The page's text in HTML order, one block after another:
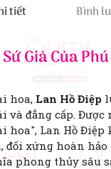
tiết Bình
Giả Của
hoa, Lan Hồ Điệp
và đẳng cấp.
hoa", Lan Hồ
đối xứng hoàn
phong thủy sâu